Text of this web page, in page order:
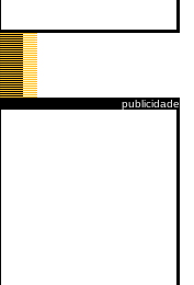
publicidade